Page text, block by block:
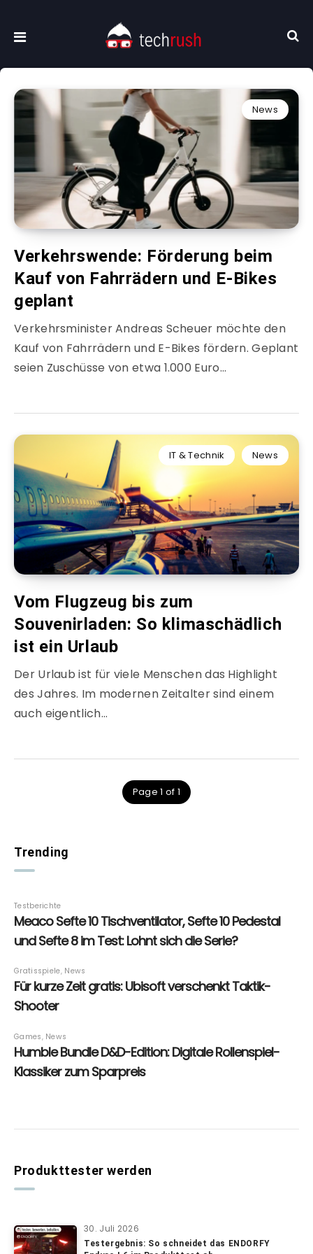
News
Verkehrswende: Förderung beim
Kauf von Fahrrädern und E-Bikes
geplant
Verkehrsminister Andreas Scheuer möchte den
Kauf von Fahrrädern und E-Bikes fördern. Geplant
seien Zuschüsse von etwa 1.000 Euro…
IT & Technik News
Vom Flugzeug bis zum
Souvenirladen: So klimaschädlich
ist ein Urlaub
Der Urlaub ist für viele Menschen das Highlight
des Jahres. Im modernen Zeitalter sind einem
auch eigentlich…
Page 1 of 1
Trending
Produkttester werden
30. Juli 2026
Testergebnis: So schneidet das ENDORFY